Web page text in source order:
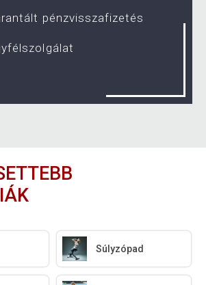
pénzvisszafizetés
Súlyzópad